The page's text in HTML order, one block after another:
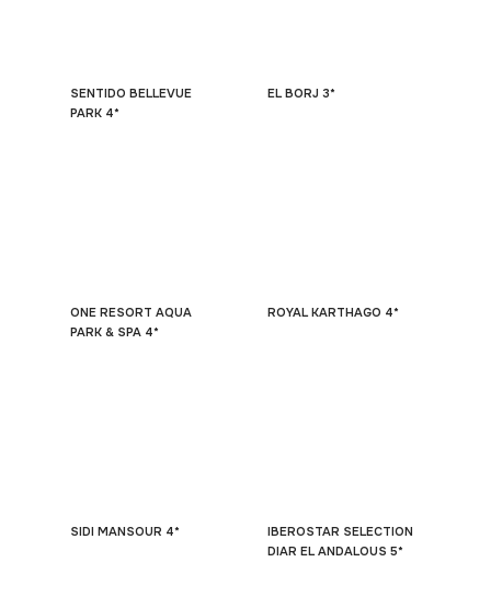
SENTIDO BELLEVUE
PARK 4*
EL BORJ 3*
ONE RESORT AQUA
PARK & SPA 4*
ROYAL KARTHAGO 4*
SIDI MANSOUR 4*
IBEROSTAR SELECTION
DIAR EL ANDALOUS 5*